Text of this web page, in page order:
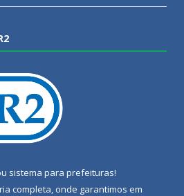
sistema para prefeituras!
completa, onde garantimos em